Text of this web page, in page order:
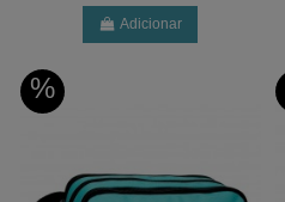
Adicionar
%